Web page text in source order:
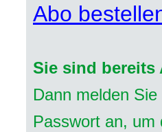
Abo
Sie sind bereits
Dann melden
Passwort an, um